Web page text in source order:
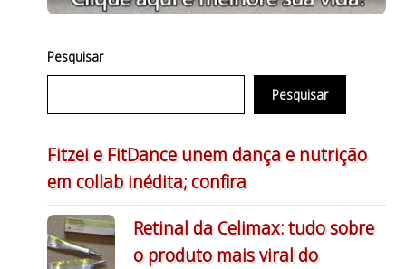
Pesquisar
Pesquisar
Fitzei e FitDance unem dança e nutrição
em collab inédita; confira
Retinal da Celimax: tudo sobre
o produto mais viral do